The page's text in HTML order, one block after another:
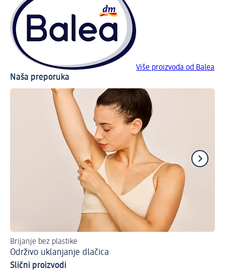
Više proizvoda od Balea
Naša preporuka
Brijanje bez plastike
Održivo uklanjanje dlačica
Slični proizvodi